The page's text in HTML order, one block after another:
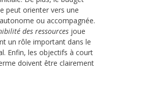
peut orienter vers une
ou accompagnée.
des ressources joue
un rôle important dans le
Enfin, les objectifs à court
doivent être clairement